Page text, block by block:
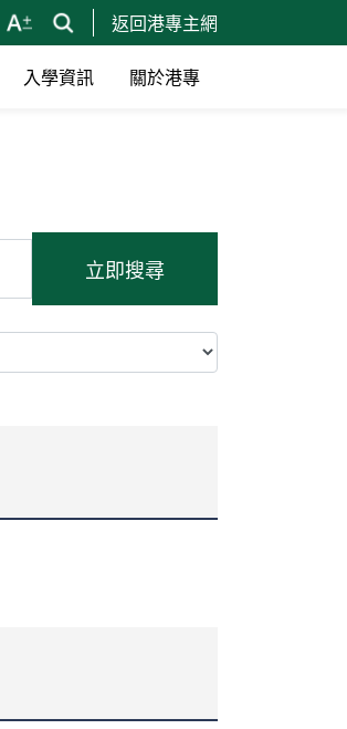
返回港專主網
入學資訊 關於港專
立即搜尋